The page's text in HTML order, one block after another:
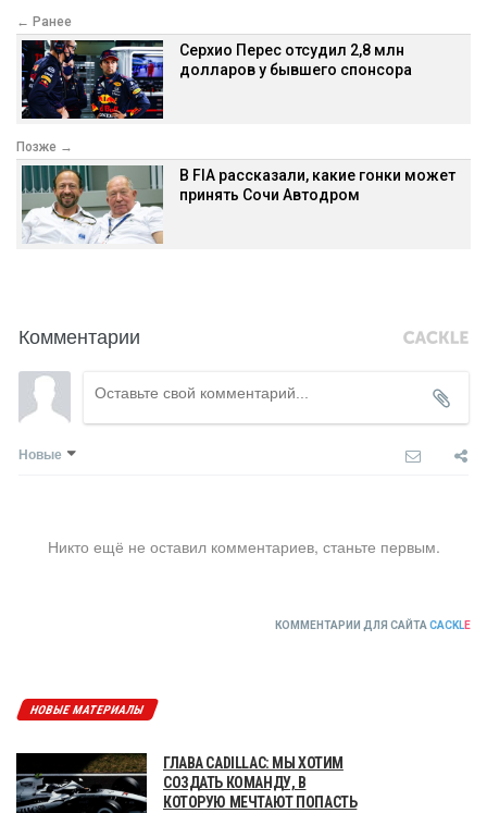
← Ранее
Серхио Перес отсудил 2,8 млн
долларов у бывшего спонсора
Позже →
В FIA рассказали, какие гонки может
принять Сочи Автодром
Комментарии
Новые
Никто ещё не оставил комментариев, станьте первым.
КОММЕНТАРИИ ДЛЯ САЙТА CACKLE
НОВЫЕ МАТЕРИАЛЫ
ГЛАВА CADILLAC: МЫ ХОТИМ
СОЗДАТЬ КОМАНДУ, В
КОТОРУЮ МЕЧТАЮТ ПОПАСТЬ